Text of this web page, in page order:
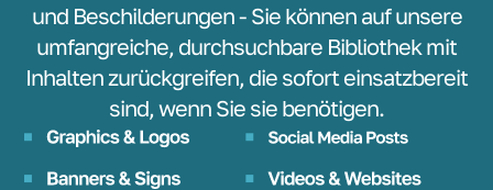
und Beschilderungen - Sie können auf unsere
umfangreiche, durchsuchbare Bibliothek mit
Inhalten zurückgreifen, die sofort einsatzbereit
sind, wenn Sie sie benötigen.